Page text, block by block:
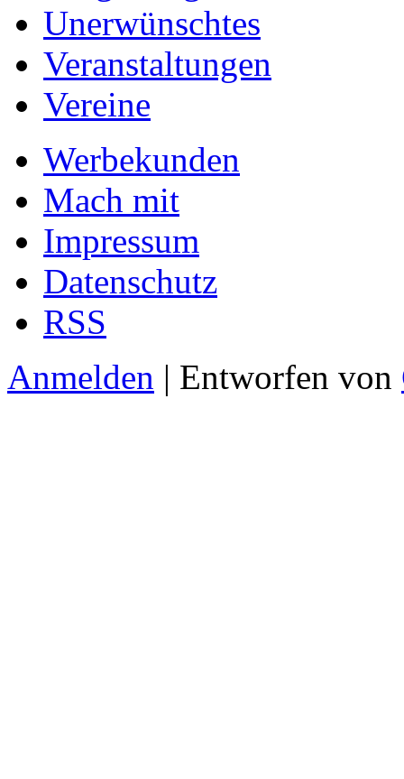
Unerwünschtes
Veranstaltungen
Vereine
Werbekunden
Mach mit
Impressum
Datenschutz
RSS
Anmelden | Entworfen von